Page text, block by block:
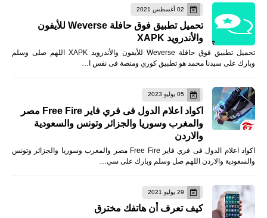
02 أغسطس 2021
تحميل تطبيق فوق حافلة Weverse للأيفون
والأندرويد XAPK
تحميل تطبيق فوق حافلة Weverse للأيفون والأندرويد XAPK اللهم صلى وسلم
وبارك على سيدنا محمد هو تطبيق كوري ومنصة فى نفس ا…
05 يوليو 2023
اكواد اعلام الدول فى فري فاير Free Fire مصر
والمغرب وسوريا والجزائر وتونس والسعودية
والاردن
اكواد اعلام الدول فى فري فاير Free Fire مصر والمغرب وسوريا والجزائر وتونس
والسعودية والاردن اللهم صل وسلم وبارك على سي…
29 يوليو 2021
كيف تعرف أن هاتفك مخترق